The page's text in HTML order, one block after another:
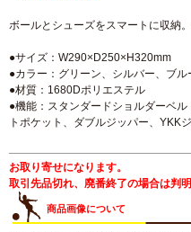
ボールとシューズをスマートに収納
●サイズ：W290×D250×H320mm
●カラー：グリーン、シルバー、ブ
●材質：1680Dポリエステル
●機能：スタンダードショルダーベ
トポケット、ダブルジッパー、YKK
お取り寄せになります。
取引先品切れ、廃番終了の場合は判
商品画像について